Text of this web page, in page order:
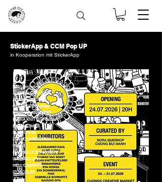
StickerApp & CCM Pop UP
in Kooperation mit StickerApp
Mit Arbeiten von:
ALESSANDRO RAVA
ALINE AURILI
COLETTE CONRAD
DAMIAN VAN SOEST
ELENA KNITTELFELDER
EMMAKOMES
EVA NOWAK
EVA SCHMIEDERKAL
FINN
GABRIELLE SCHWARTZ
GANUNG GFW
HELL CABARET
IZOSCELES
JONA